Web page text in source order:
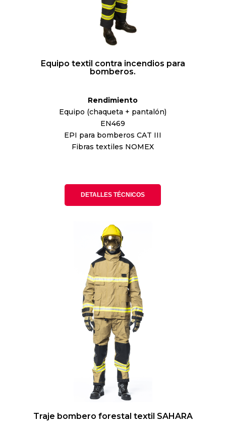
Equipo textil contra incendios para
bomberos.
Rendimiento
Equipo (chaqueta + pantalón)
EN469
EPI para bomberos CAT III
Fibras textiles NOMEX
DETALLES TÉCNICOS
Traje bombero forestal textil SAHARA